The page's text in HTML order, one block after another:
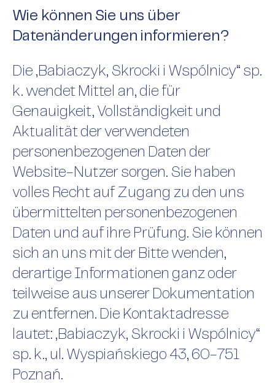
Wie können Sie uns über
Datenänderungen informieren?
Die „Babiaczyk, Skrocki i Wspólnicy“ sp.
k. wendet Mittel an, die für
Genauigkeit, Vollständigkeit und
Aktualität der verwendeten
personenbezogenen Daten der
Website-Nutzer sorgen. Sie haben
volles Recht auf Zugang zu den uns
übermittelten personenbezogenen
Daten und auf ihre Prüfung. Sie können
sich an uns mit der Bitte wenden,
derartige Informationen ganz oder
teilweise aus unserer Dokumentation
zu entfernen. Die Kontaktadresse
lautet: „Babiaczyk, Skrocki i Wspólnicy“
sp. k., ul. Wyspiańskiego 43, 60-751
Poznań.